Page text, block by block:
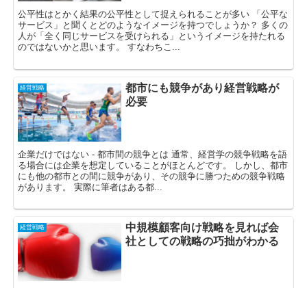
公平性はとかく結果の公平性として捉えられることが多い 「公平な
サービス」と聞くとどのようなイメージを持つでしょうか？ 多くの
人が「全く同じサービスを受けられる」というイメージを持たれる
のではないかと思います。 すなわちこ...
経営戦略
都市にも競争があり経営戦略が
必要
企業だけではない - 都市間の競争とは 通常、経営学の競争戦略を語
る場合には企業を想定していることがほとんどです。 しかし、都市
にも他の都市との間に競争があり、その競争に勝つための競争戦略
があります。 実際に筆者はある都...
経営戦略
中規模顧客向け戦略を見れば会
社としての戦略の巧拙がわかる